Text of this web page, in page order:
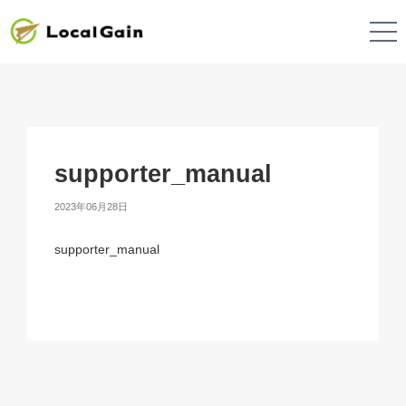
supporter_manual
2023年06月28日
supporter_manual